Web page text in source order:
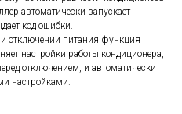
автоматически запускает
код ошибки.
отключении питания функция
настройки работы кондиционера,
отключением, и автоматически
настройками.